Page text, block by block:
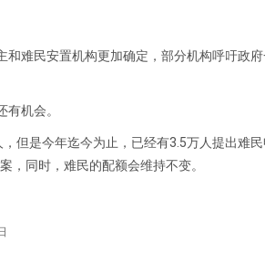
难民安置机构更加确定，部分机构呼吁政
机会。
但是今年迄今为止，已经有3.5万人提出难
，同时，难民的配额会维持不变。